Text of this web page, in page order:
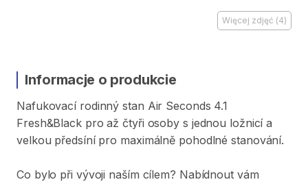
Więcej zdjęć (4)
Informacje o produkcie
Nafukovací rodinný stan Air Seconds 4.1
Fresh&Black pro až čtyři osoby s jednou ložnicí a
velkou předsíní pro maximálně pohodlné stanování.
Co bylo při vývoji naším cílem? Nabídnout vám